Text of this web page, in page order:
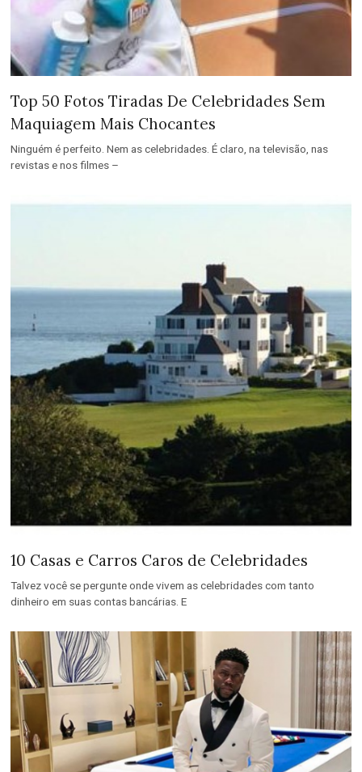
Top 50 Fotos Tiradas De Celebridades Sem
Maquiagem Mais Chocantes
Ninguém é perfeito. Nem as celebridades. É claro, na televisão, nas
revistas e nos filmes –
10 Casas e Carros Caros de Celebridades
Talvez você se pergunte onde vivem as celebridades com tanto
dinheiro em suas contas bancárias. E